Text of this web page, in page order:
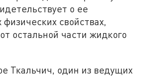
о ее
свойствах,
остальной части жидкого
Ткальчич, один из ведущих